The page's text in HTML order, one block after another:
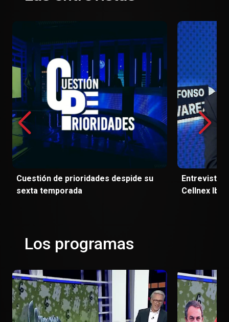
Cuestión de prioridades despide su
sexta temporada
Entrevista
Cellnex
Los programas